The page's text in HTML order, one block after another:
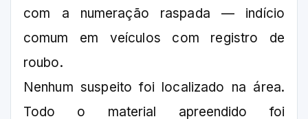
com a numeração raspada — indício
comum em veículos com registro de
roubo.
Nenhum suspeito foi localizado na área.
Todo o material apreendido foi